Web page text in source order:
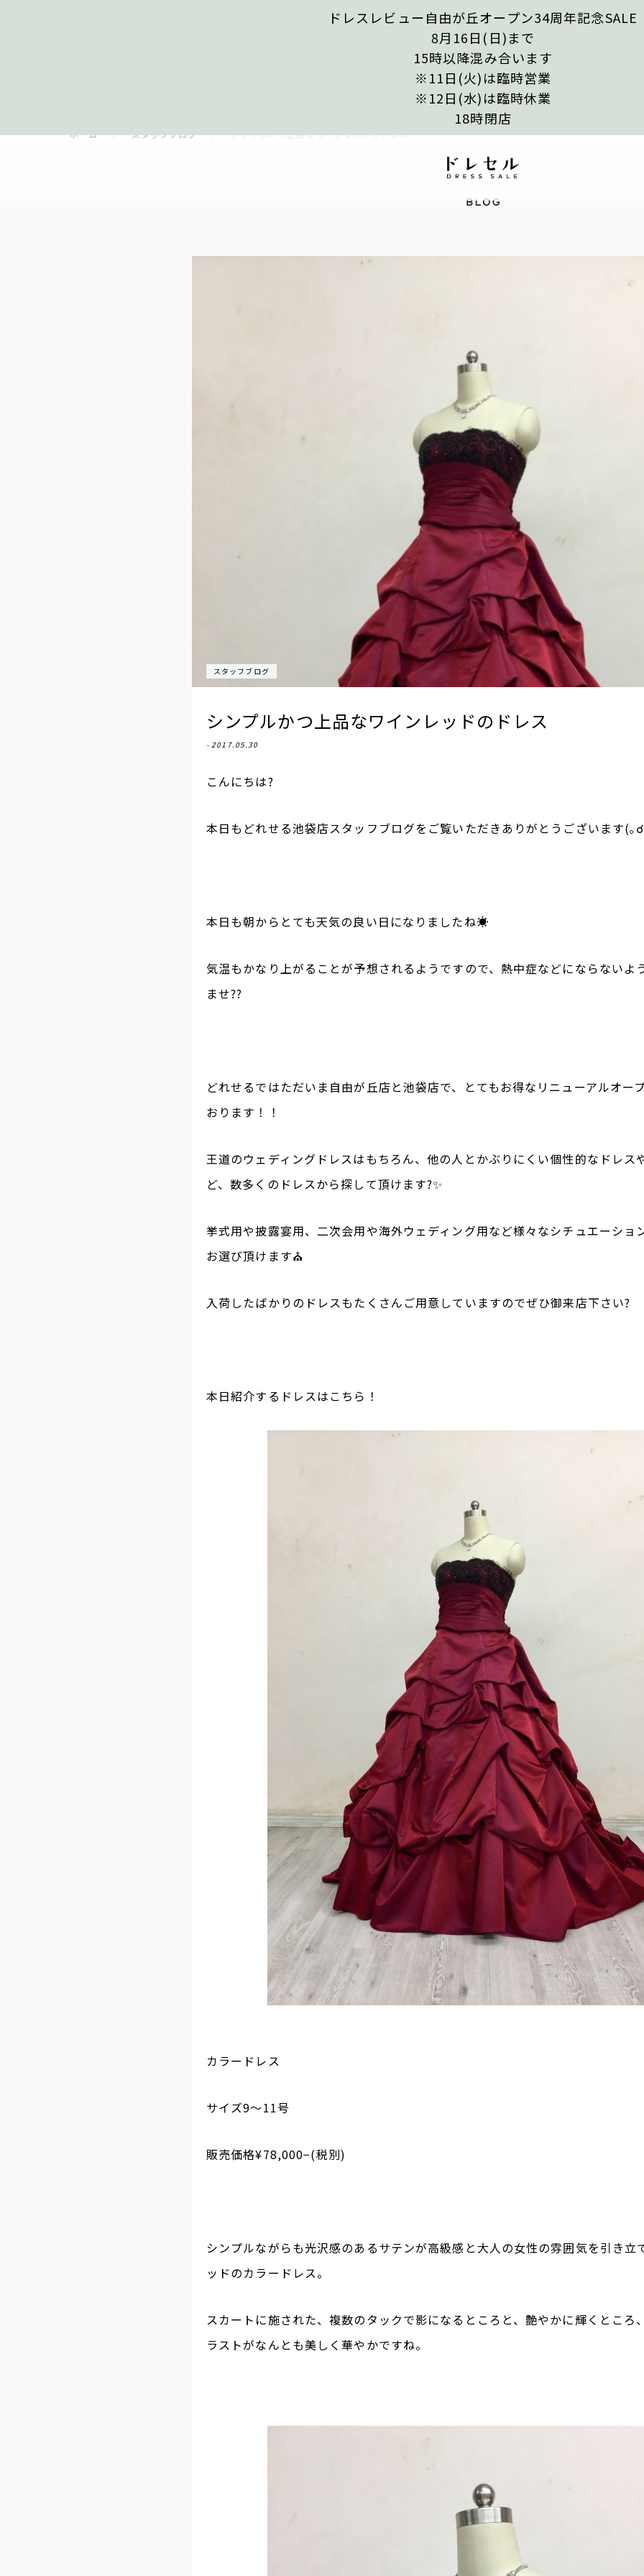
ドレスレビュー自由が丘オープン34周年記念SALE
8月16日(日)まで
15時以降混み合います
※11日(火)は臨時営業
※12日(水)は臨時休業
18時閉店
ホーム スタッフブログ シンプルかつ上品なワインレッドのドレス
スタッフブログ
シンプルかつ上品なワインレッドのドレス
- 2017.05.30
こんにちは?
本日もどれせる池袋店スタッフブログをご覧いただきありがとうございます(
本日も朝からとても天気の良い日になりましたね☀️
気温もかなり上がることが予想されるようですので、熱中症などにならないよ
ませ??
どれせるではただいま自由が丘店と池袋店で、とてもお得なリニューアルオー
おります！！
王道のウェディングドレスはもちろん、他の人とかぶりにくい個性的なドレス
ど、数多くのドレスから探して頂けます?✨
挙式用や披露宴用、二次会用や海外ウェディング用など様々なシチュエーショ
お選び頂けます⛪️
入荷したばかりのドレスもたくさんご用意していますのでぜひ御来店下さい?
本日紹介するドレスはこちら！
カラードレス
サイズ9〜11号
販売価格¥78,000−(税別)
シンプルながらも光沢感のあるサテンが高級感と大人の女性の雰囲気を引き立
ッドのカラードレス。
スカートに施された、複数のタックで影になるところと、艶やかに輝くところ
ラストがなんとも美しく華やかですね。